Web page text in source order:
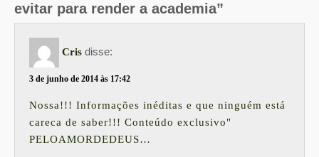
evitar para render a academia”
Cris disse:
3 de junho de 2014 às 17:42
Nossa!!! Informações inéditas e que ninguém está
careca de saber!!! Conteúdo exclusivo"
PELOAMORDEDEUS…